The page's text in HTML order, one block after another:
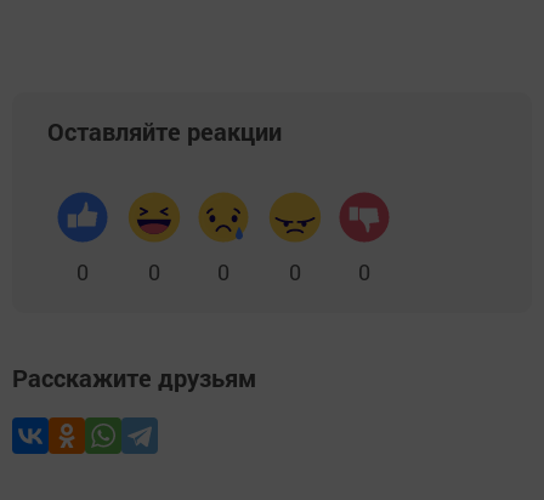
Оставляйте реакции
0 0 0 0 0
Расскажите друзьям